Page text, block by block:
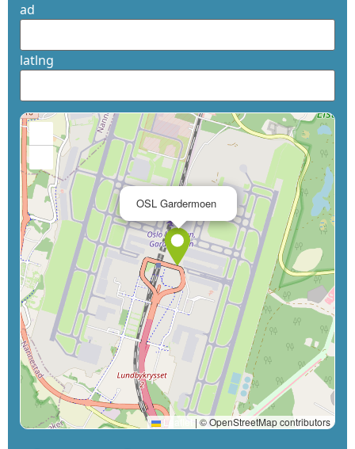
ad
latlng
OSL Gardermoen
Leaflet | © OpenStreetMap contributors